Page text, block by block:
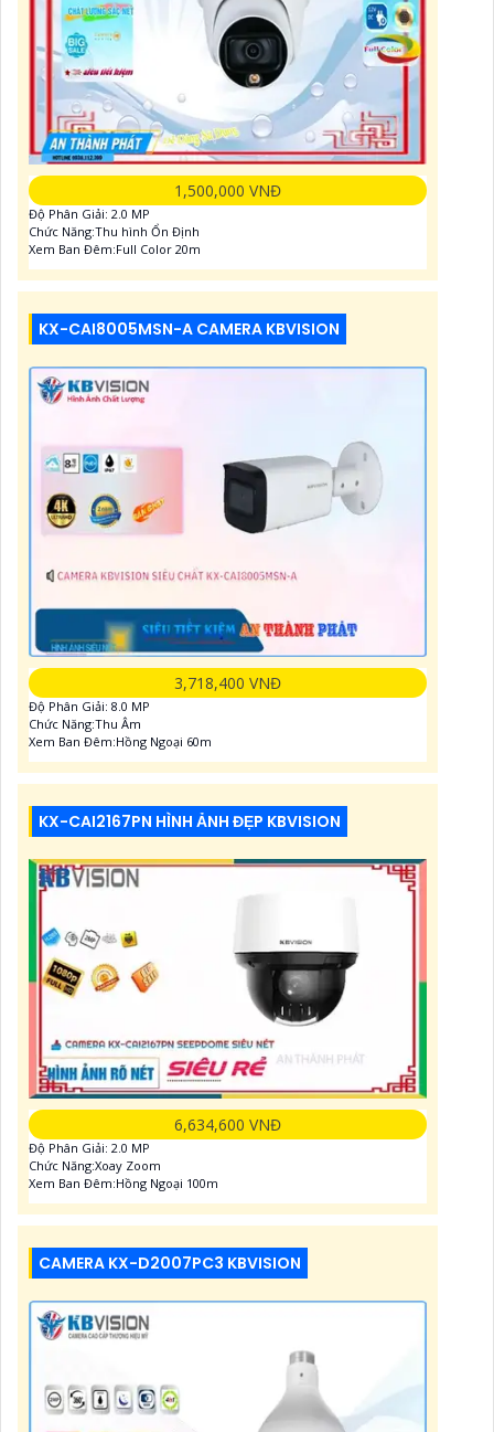
1,500,000 VNĐ
Độ Phân Giải: 2.0 MP
Chức Năng:Thu hình Ổn Định
Xem Ban Đêm:Full Color 20m
KX-CAI8005MSN-A CAMERA KBVISION
3,718,400 VNĐ
Độ Phân Giải: 8.0 MP
Chức Năng:Thu Âm
Xem Ban Đêm:Hồng Ngoại 60m
KX-CAI2167PN HÌNH ẢNH ĐẸP KBVISION
6,634,600 VNĐ
Độ Phân Giải: 2.0 MP
Chức Năng:Xoay Zoom
Xem Ban Đêm:Hồng Ngoại 100m
CAMERA KX-D2007PC3 KBVISION